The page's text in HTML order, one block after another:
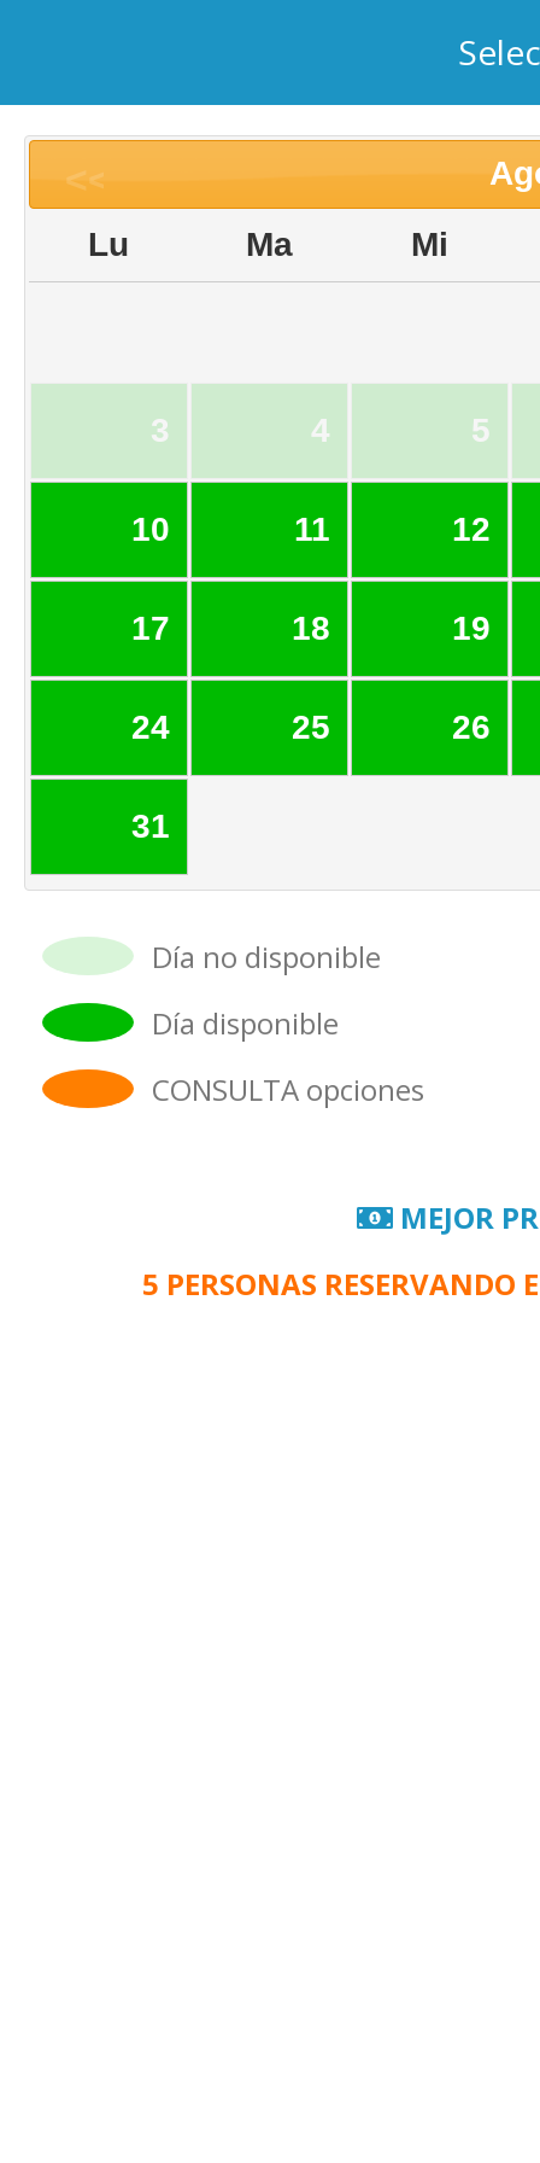
<<
Lu
Ma Mi
3 4 5
10 11 12
17 18 19
24 25 26
31
Día no disponible
Día disponible
CONSULTA opciones
MEJOR
5 PERSONAS RESERVANDO